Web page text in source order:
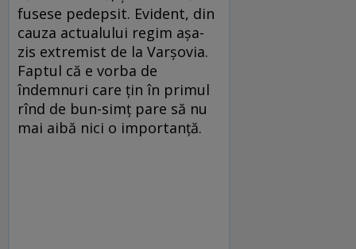
fusese pedepsit. Evident, din
cauza actualului regim așa-
zis extremist de la Varșovia.
Faptul că e vorba de
îndemnuri care țin în primul
rînd de bun-simț pare să nu
mai aibă nici o importanță.